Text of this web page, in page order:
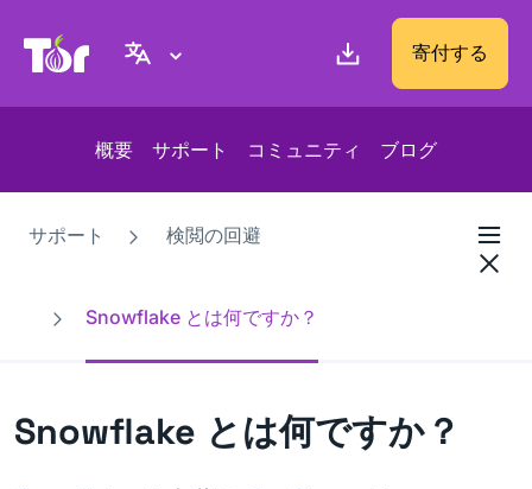
Tor Project ウェブサイト 寄付する
概要 サポート コミュニティ ブログ
サポート 検閲の回避
Snowflake とは何ですか？
Snowflake とは何ですか？